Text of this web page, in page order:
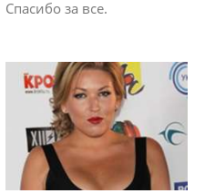
Спасибо за все.